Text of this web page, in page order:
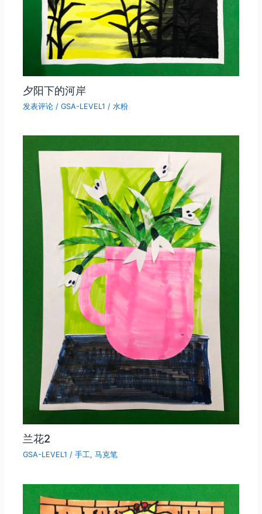
夕阳下的河岸
发表评论 /GSA-LEVEL1 /水粉
兰花2
GSA-LEVEL1 /手工,马克笔